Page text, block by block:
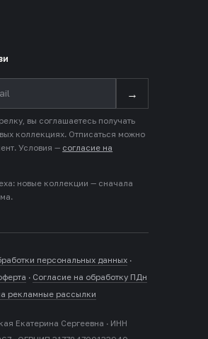
→
вы соглашаетесь получать
коллекциях. Отписаться можно
Условия — согласие на
новые коллекции — сначала
персональных данных ·
· Согласие на обработку ПДн
рекламные рассылки
Екатерина Сергеевна · ИНН